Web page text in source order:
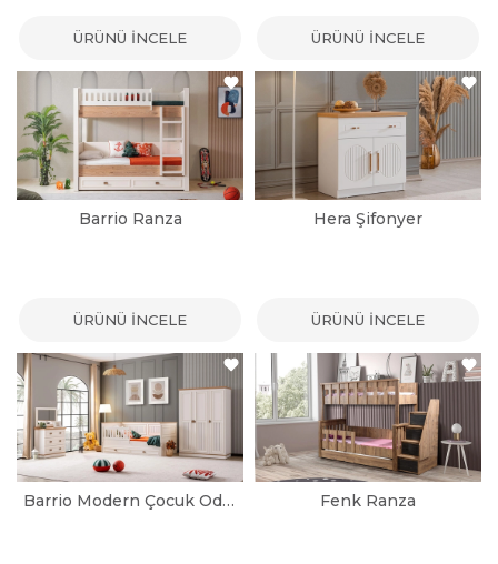
ÜRÜNÜ İNCELE ÜRÜNÜ İNCELE
Barrio Ranza
ÜRÜNÜ İNCELE
Hera Şifonyer
ÜRÜNÜ İNCELE
Barrio Modern Çocuk Odası Takımı Fenk Ranza